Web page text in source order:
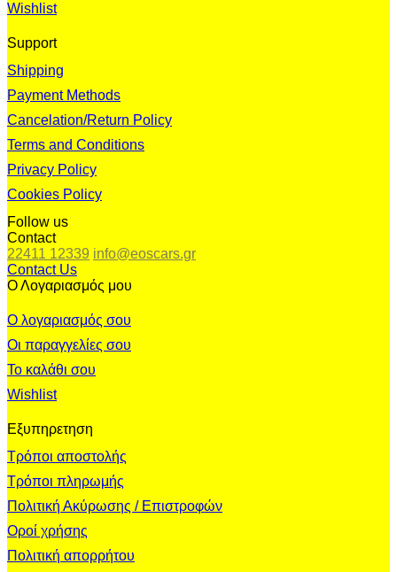
Wishlist
Support
Shipping
Payment Methods
Cancelation/Return Policy
Terms and Conditions
Privacy Policy
Cookies Policy
Follow us
Contact
22411 12339 info@eoscars.gr
Contact Us
Ο Λογαριασμός μου
Ο λογαριασμός σου
Οι παραγγελίες σου
Το καλάθι σου
Wishlist
Εξυπηρετηση
Τρόποι αποστολής
Τρόποι πληρωμής
Πολιτική Ακύρωσης / Επιστροφών
Οροί χρήσης
Πολιτική απορρήτου